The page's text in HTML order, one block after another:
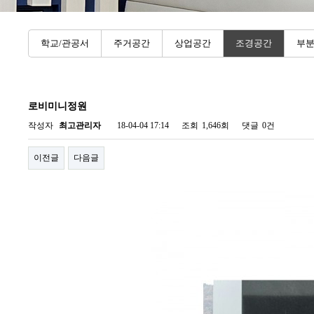
학교/관공서 주거공간 상업공간 조경공간 부
로비미니정원
작성자 최고관리자 18-04-04 17:14 조회 1,646회 댓글 0건
이전글 다음글